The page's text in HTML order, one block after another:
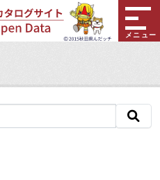
メニュー